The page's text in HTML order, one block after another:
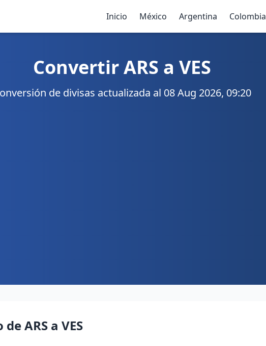
Inicio México Argentina Colombia
Convertir ARS a VES
de divisas actualizada al 08 Aug 2026, 09:20
ARS a VES